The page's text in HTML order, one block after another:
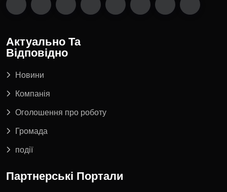
Актуально Та
Відповідно
Новини
Компанія
Оголошення про роботу
Громада
події
Партнерські Портали